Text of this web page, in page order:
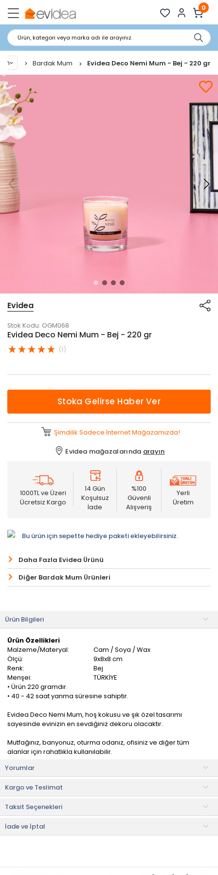
0
Ürün, kategori veya marka adı ile arayınız.
Bardak Mum Evidea Deco Nemi Mum - Bej - 220 gr
Evidea
Stok Kodu: OGM068
Evidea Deco Nemi Mum - Bej - 220 gr
(1)
Stoka Gelirse Haber Ver
Şimdilik Sadece İnternet Mağazamızda!
Evidea mağazalarında arayın
1000TL ve Üzeri
Ücretsiz Kargo
14 Gün
Koşulsuz
İade
%100
Güvenli
Alışveriş
Yerli
Üretim
Bu ürün için sepette hediye paketi ekleyebilirsiniz.
Daha Fazla Evidea Ürünü
Diğer Bardak Mum Ürünleri
Ürün Bilgileri
Ürün Özellikleri
Malzeme/Materyal:
Cam / Soya / Wax
Ölçü:
9x8x8 cm
Renk:
Bej
Menşei:
TÜRKİYE
• Ürün 220 gramdır.
• 40 - 42 saat yanma süresine sahiptir.
Evidea Deco Nemi Mum, hoş kokusu ve şık özel tasarımı
sayesinde evinizin en sevdiğiniz dekoru olacaktır.
Mutfağınız, banyonuz, oturma odanız, ofisiniz ve diğer tüm
alanlar için rahatlıkla kullanılabilir.
Kullanım Önerileri
• Mumun tütmesini önlemek için fitilini her kullanımdan sonra 5
mm uzunluğunda kırpınız.
• Olası bir yangın riskini önlemek için düz ve sağlam bir zeminde
olduğundan emin olunuz. Çocuklardan uzak tutunuz.
• Kokuyu korumak için mumlarınızı bir seferde 4 saatten fazla
yakmayın.
• Mumu söndürdükten sonra hala yumuşakken fitili ortalayarak
Yorumlar
Kargo ve Teslimat
Taksit Seçenekleri
İade ve İptal